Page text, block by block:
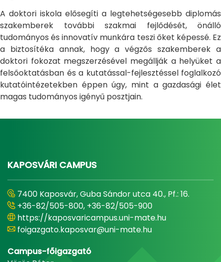
A doktori iskola elősegíti a legtehetségesebb diplomás
szakemberek további szakmai fejlődését, önálló
tudományos és innovatív munkára teszi őket képessé. Ez
a biztosítéka annak, hogy a végzős szakemberek a
doktori fokozat megszerzésével megállják a helyüket a
felsőoktatásban és a kutatással-fejlesztéssel foglalkozó
kutatóintézetekben éppen úgy, mint a gazdasági élet
magas tudományos igényű posztjain.
KAPOSVÁRI CAMPUS
7400 Kaposvár, Guba Sándor utca 40., Pf.: 16.
+36-82/505-800, +36-82/505-900
https://kaposvaricampus.uni-mate.hu
foigazgato.kaposvar@uni-mate.hu
Campus-főigazgató